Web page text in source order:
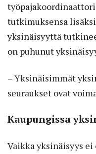
tutkimuksensa
yksinäisyyttä
on puhunut
– Yksinäisimmät
seuraukset ovat
Kaupungissa
Vaikka yksinäisyys